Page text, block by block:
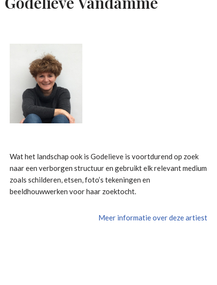
Wat het landschap ook is Godelieve is voortdurend op zoek
naar een verborgen structuur en gebruikt elk relevant medium
zoals schilderen, etsen, foto’s tekeningen en
beeldhouwwerken voor haar zoektocht.
Meer informatie over deze artiest